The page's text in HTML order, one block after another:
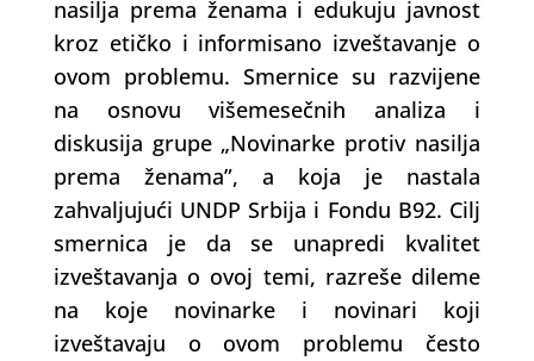
nasilja prema ženama i edukuju javnost
kroz etičko i informisano izveštavanje o
ovom problemu. Smernice su razvijene
na osnovu višemesečnih analiza i
diskusija grupe „Novinarke protiv nasilja
prema ženama”, a koja je nastala
zahvaljujući UNDP Srbija i Fondu B92. Cilj
smernica je da se unapredi kvalitet
izveštavanja o ovoj temi, razreše dileme
na koje novinarke i novinari koji
izveštavaju o ovom problemu često